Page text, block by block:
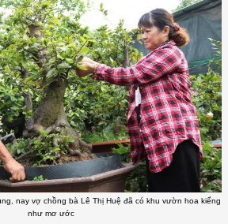
nay vợ chồng bà Lê Thị Huệ đã có khu vườn hoa kiểng
như mơ ước